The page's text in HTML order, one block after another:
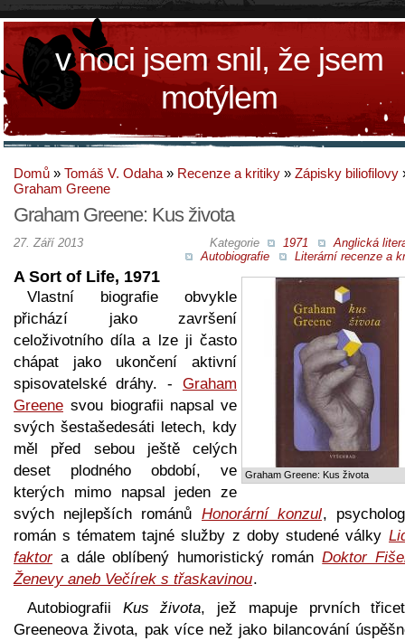
v noci jsem snil, že jsem
motýlem
Domů » Tomáš V. Odaha » Recenze a kritiky » Zápisky biliofilovy
Graham Greene
Graham Greene: Kus života
Kategorie 1971
Anglická
Autobiografie
Literární recenze a
27. Září 2013
Graham Greene: Kus života
A Sort of Life, 1971
Vlastní biografie obvykle
přichází jako završení
celoživotního díla a lze ji často
chápat jako ukončení aktivní
spisovatelské dráhy. - Graham
Greene svou biografii napsal ve
svých šestašedesáti letech, kdy
měl před sebou ještě celých
deset plodného období, ve
kterých mimo napsal jeden ze
svých nejlepších románů Honorární konzul,
román s tématem tajné služby z doby studené války
faktor a dále oblíbený humoristický román Doktor
Ženevy aneb Večírek s třaskavinou.
Autobiografii Kus života, jež mapuje prvních
Greeneova života, pak více než jako bilancování